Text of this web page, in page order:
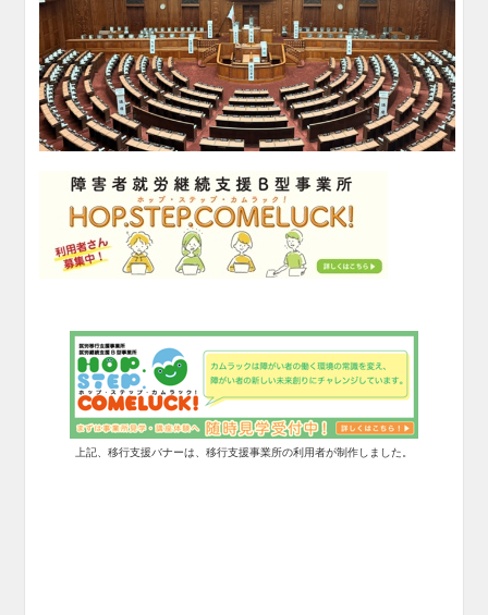
上記、移行支援バナーは、移行支援事業所の利用者が制作しました。